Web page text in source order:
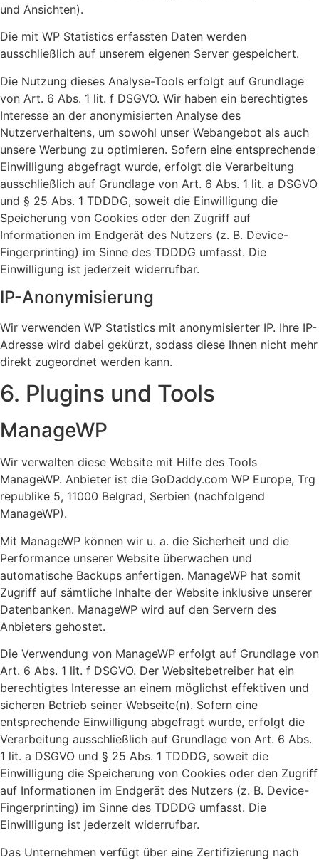
und Ansichten).
Die mit WP Statistics erfassten Daten werden
ausschließlich auf unserem eigenen Server gespeichert.
Die Nutzung dieses Analyse-Tools erfolgt auf Grundlage
von Art. 6 Abs. 1 lit. f DSGVO. Wir haben ein berechtigtes
Interesse an der anonymisierten Analyse des
Nutzerverhaltens, um sowohl unser Webangebot als auch
unsere Werbung zu optimieren. Sofern eine entsprechende
Einwilligung abgefragt wurde, erfolgt die Verarbeitung
ausschließlich auf Grundlage von Art. 6 Abs. 1 lit. a DSGVO
und § 25 Abs. 1 TDDDG, soweit die Einwilligung die
Speicherung von Cookies oder den Zugriff auf
Informationen im Endgerät des Nutzers (z. B. Device-
Fingerprinting) im Sinne des TDDDG umfasst. Die
Einwilligung ist jederzeit widerrufbar.
IP-Anonymisierung
Wir verwenden WP Statistics mit anonymisierter IP. Ihre IP-
Adresse wird dabei gekürzt, sodass diese Ihnen nicht mehr
direkt zugeordnet werden kann.
6. Plugins und Tools
ManageWP
Wir verwalten diese Website mit Hilfe des Tools
ManageWP. Anbieter ist die GoDaddy.com WP Europe, Trg
republike 5, 11000 Belgrad, Serbien (nachfolgend
ManageWP).
Mit ManageWP können wir u. a. die Sicherheit und die
Performance unserer Website überwachen und
automatische Backups anfertigen. ManageWP hat somit
Zugriff auf sämtliche Inhalte der Website inklusive unserer
Datenbanken. ManageWP wird auf den Servern des
Anbieters gehostet.
Die Verwendung von ManageWP erfolgt auf Grundlage von
Art. 6 Abs. 1 lit. f DSGVO. Der Websitebetreiber hat ein
berechtigtes Interesse an einem möglichst effektiven und
sicheren Betrieb seiner Webseite(n). Sofern eine
entsprechende Einwilligung abgefragt wurde, erfolgt die
Verarbeitung ausschließlich auf Grundlage von Art. 6 Abs.
1 lit. a DSGVO und § 25 Abs. 1 TDDDG, soweit die
Einwilligung die Speicherung von Cookies oder den Zugriff
auf Informationen im Endgerät des Nutzers (z. B. Device-
Fingerprinting) im Sinne des TDDDG umfasst. Die
Einwilligung ist jederzeit widerrufbar.
Das Unternehmen verfügt über eine Zertifizierung nach